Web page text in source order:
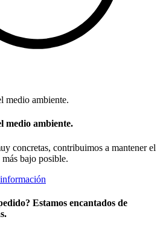
medio ambiente.
concretas, contribuimos a mantener el
bajo posible.
Estamos encantados de